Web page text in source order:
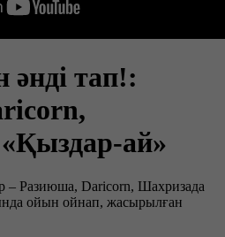
тап!:
ай»
– Разиюша, Daricorn, Шахризада
ойын ойнап, жасырылған